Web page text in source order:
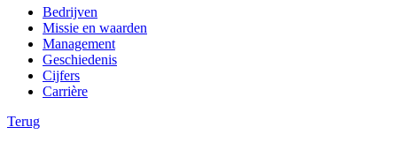
Bedrijven
Missie en waarden
Management
Geschiedenis
Cijfers
Carrière
Terug